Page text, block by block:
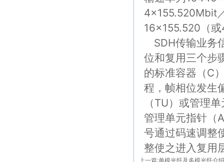
4×155.520Mbit
16×155.520
SDH传输业务
位和复用三个步
的标准容器（C
程，帧相位发生
（TU）或管理
管理单元指针（
号通过码速调整
整使之进入复用
上一篇:单模光纤及多模光纤介绍